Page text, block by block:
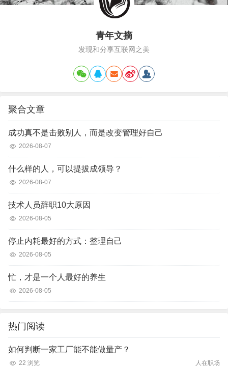
青年文摘
发现和分享互联网之美
聚合文章
成功真不是击败别人，而是改变管理好自己
2026-08-07
什么样的人，可以提拔成领导？
2026-08-07
技术人员辞职10大原因
2026-08-05
停止内耗最好的方式：整理自己
2026-08-05
忙，才是一个人最好的养生
2026-08-05
热门阅读
如何判断一家工厂能不能做量产？
22 浏览 人在职场